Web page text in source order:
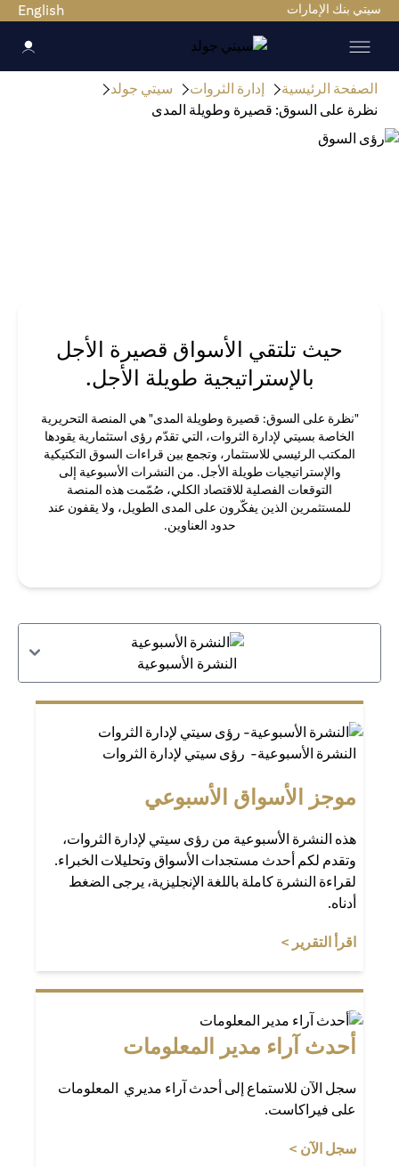
سيتي بنك الإمارات English
الصفحة الرئيسية إدارة الثروات
سيتي جولد
نظرة على السوق: قصيرة وطويلة المدى
حيث تلتقي الأسواق قصيرة الأجل
بالإستراتيجية طويلة الأجل.
"نظرة على السوق: قصيرة وطويلة المدى" هي المنصة التحريرية
الخاصة بسيتي لإدارة الثروات، التي تقدّم رؤى استثمارية يقودها
المكتب الرئيسي للاستثمار، وتجمع بين قراءات السوق التكتيكية
والإستراتيجيات طويلة الأجل. من النشرات الأسبوعية إلى
التوقعات الفصلية للاقتصاد الكلي، صُمّمت هذه المنصة
للمستثمرين الذين يفكّرون على المدى الطويل، ولا يقفون عند
حدود العناوين.
النشرة الأسبوعية
النشرة الأسبوعية- رؤى سيتي لإدارة الثروات
موجز الأسواق الأسبوعي
هذه النشرة الأسبوعية من رؤى سيتي لإدارة الثروات،
وتقدم لكم أحدث مستجدات الأسواق وتحليلات الخبراء.
لقراءة النشرة كاملة باللغة الإنجليزية، يرجى الضغط
أدناه.
اقرأ التقرير >
أحدث آراء مدير المعلومات
سجل الآن للاستماع إلى أحدث آراء مديري المعلومات
على فيراكاست.
سجل الآن >